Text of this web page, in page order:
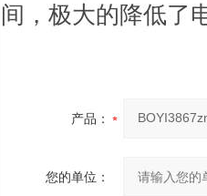
间，极大的降低了
产品：
您的单位：